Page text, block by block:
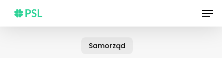
main
Samorząd